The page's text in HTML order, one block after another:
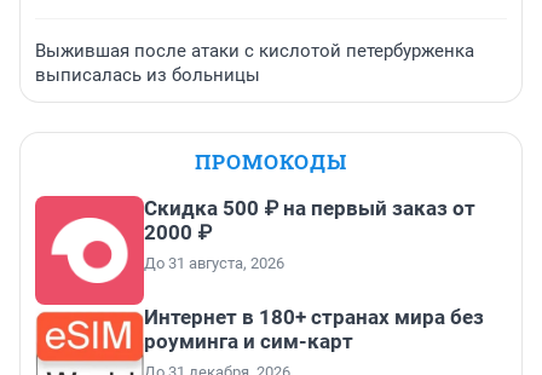
Выжившая после атаки с кислотой петербурженка
выписалась из больницы
ПРОМОКОДЫ
Скидка 500 ₽ на первый заказ от
2000 ₽
До 31 августа, 2026
Интернет в 180+ странах мира без
роуминга и сим-карт